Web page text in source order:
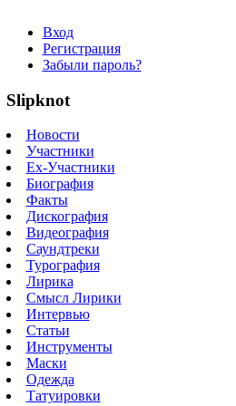
Вход
Регистрация
Забыли пароль?
Slipknot
Новости
Участники
Ex-Участники
Биография
Факты
Дискография
Видеография
Саундтреки
Турография
Лирика
Смысл Лирики
Интервью
Статьи
Инструменты
Маски
Одежда
Татуировки